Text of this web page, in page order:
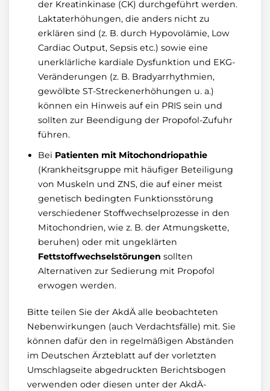
der Kreatinkinase (CK) durchgeführt werden.
Laktaterhöhungen, die anders nicht zu
erklären sind (z. B. durch Hypovolämie, Low
Cardiac Output, Sepsis etc.) sowie eine
unerklärliche kardiale Dysfunktion und EKG-
Veränderungen (z. B. Bradyarrhythmien,
gewölbte ST-Streckenerhöhungen u. a.)
können ein Hinweis auf ein PRIS sein und
sollten zur Beendigung der Propofol-Zufuhr
führen.
Bei Patienten mit Mitochondriopathie
(Krankheitsgruppe mit häufiger Beteiligung
von Muskeln und ZNS, die auf einer meist
genetisch bedingten Funktionsstörung
verschiedener Stoffwechselprozesse in den
Mitochondrien, wie z. B. der Atmungskette,
beruhen) oder mit ungeklärten
Fettstoffwechselstörungen sollten
Alternativen zur Sedierung mit Propofol
erwogen werden.
Bitte teilen Sie der AkdÄ alle beobachteten
Nebenwirkungen (auch Verdachtsfälle) mit. Sie
können dafür den in regelmäßigen Abständen
im Deutschen Ärzteblatt auf der vorletzten
Umschlagseite abgedruckten Berichtsbogen
verwenden oder diesen unter der AkdÄ-